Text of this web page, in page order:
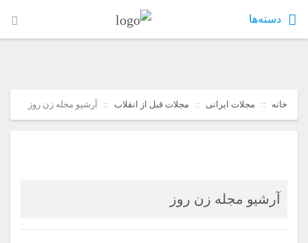
دسته‌ها
خانه مجلات ایرانی مجلات قبل از انقلاب آرشیو مجله زن روز
آرشیو مجله زن روز